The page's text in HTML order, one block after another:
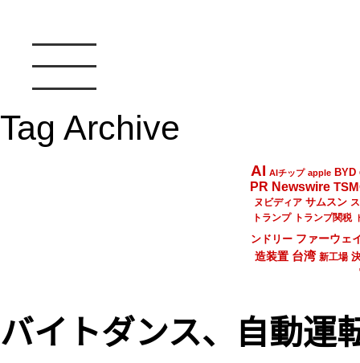
Tag Archive
AI AIチップ apple BYD
PR Newswire
ヌビディア サムスン
トランプ
トランプ関税
ンドリー ファーウェ
造装置 台湾 新工場
バイトダンス、自動